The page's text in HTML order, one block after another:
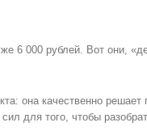
6 000 рублей. Вот они,
она качественно решает
для того, чтобы